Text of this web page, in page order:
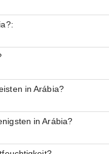
in Arábia?
in Arábia?